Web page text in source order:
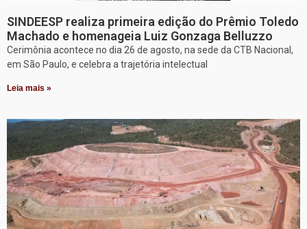
SINDEESP realiza primeira edição do Prêmio Toledo
Machado e homenageia Luiz Gonzaga Belluzzo
Cerimônia acontece no dia 26 de agosto, na sede da CTB Nacional,
em São Paulo, e celebra a trajetória intelectual
Leia mais »